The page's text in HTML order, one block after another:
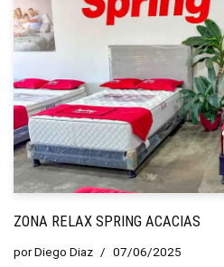
ZONA RELAX SPRING ACACIAS
porDiego Diaz 07/06/2025